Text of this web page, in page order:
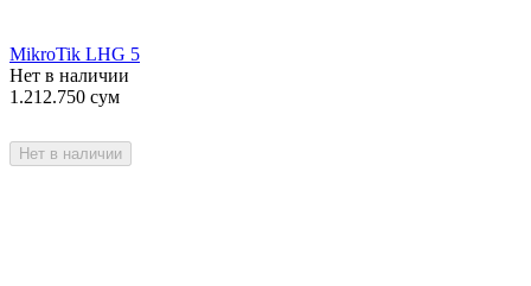
MikroTik LHG 5
Нет в наличии
1.212.750 сум
Нет в наличии